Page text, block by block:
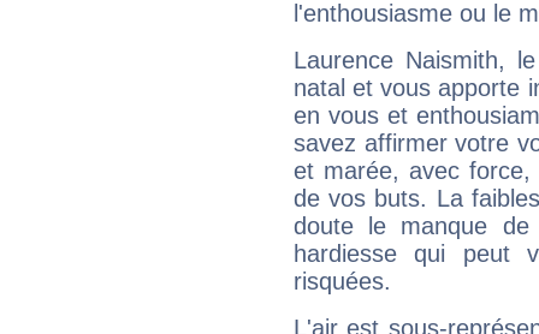
l'enthousiasme ou le
Laurence Naismith,
natal et vous apporte
en vous et
savez affirmer votre
et marée, avec
de vos buts. La
doute le manque
hardiesse qui peut
risquées.
L'air est sous-